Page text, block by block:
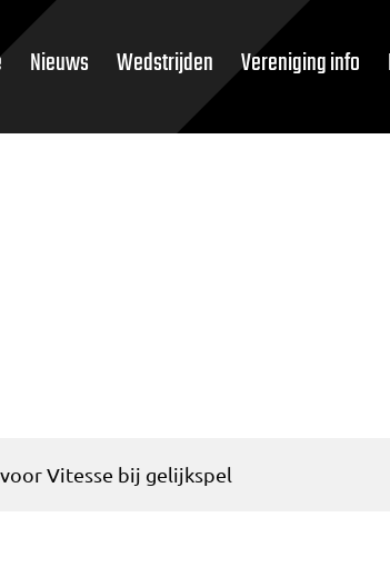
Nieuws Wedstrijden Vereniging info
Vitesse bij gelijkspel